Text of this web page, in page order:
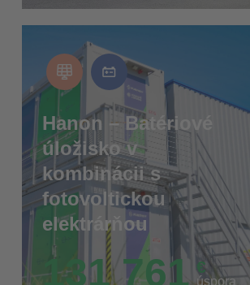
Hanon – Batériové
úložisko v
kombinácii s
fotovoltickou
elektrárňou
131 761 €
úspora